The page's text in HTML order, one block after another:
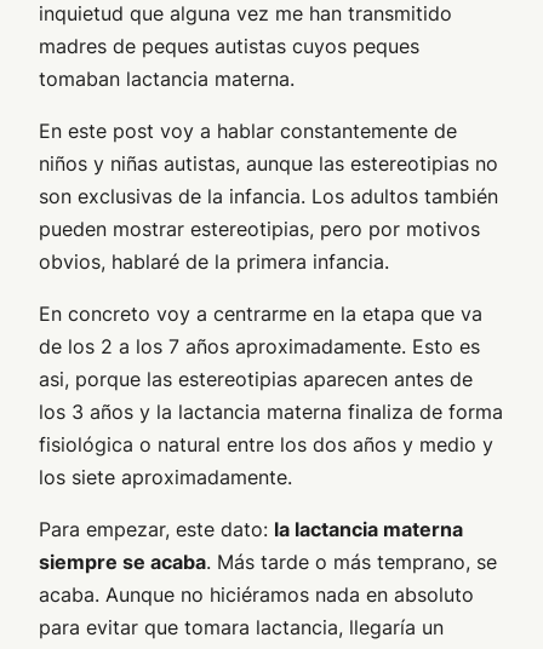
inquietud que alguna vez me han transmitido
madres de peques autistas cuyos peques
tomaban lactancia materna.
En este post voy a hablar constantemente de
niños y niñas autistas, aunque las estereotipias no
son exclusivas de la infancia. Los adultos también
pueden mostrar estereotipias, pero por motivos
obvios, hablaré de la primera infancia.
En concreto voy a centrarme en la etapa que va
de los 2 a los 7 años aproximadamente. Esto es
asi, porque las estereotipias aparecen antes de
los 3 años y la lactancia materna finaliza de forma
fisiológica o natural entre los dos años y medio y
los siete aproximadamente.
Para empezar, este dato: la lactancia materna
siempre se acaba. Más tarde o más temprano, se
acaba. Aunque no hiciéramos nada en absoluto
para evitar que tomara lactancia, llegaría un